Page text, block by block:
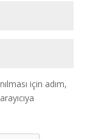
için adım,